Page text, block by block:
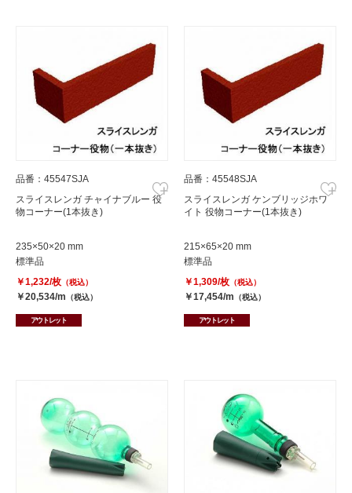
品番：45547SJA
スライスレンガ チャイナブルー 役
物コーナー(1本抜き)
235×50×20 mm
標準品
￥1,232/枚 （税込）
￥20,534/m （税込）
アウトレット
品番：45548SJA
スライスレンガ ケンブリッジホワ
イト 役物コーナー(1本抜き)
215×65×20 mm
標準品
￥1,309/枚 （税込）
￥17,454/m （税込）
アウトレット